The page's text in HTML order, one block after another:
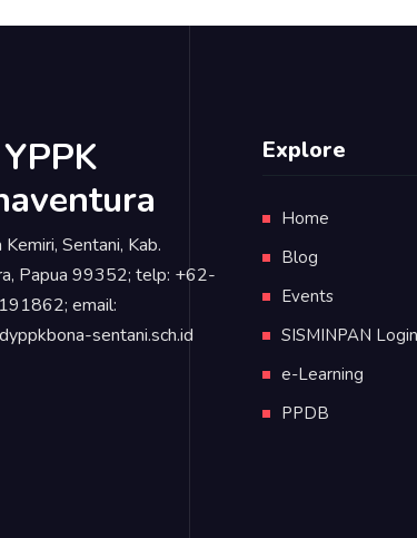
Kemiri, Sentani, Kab.
Papua 99352; telp: +62-
email:
sentani.sch.id
Explore
Home
Blog
Events
SISMINPAN Login
e-Learning
PPDB